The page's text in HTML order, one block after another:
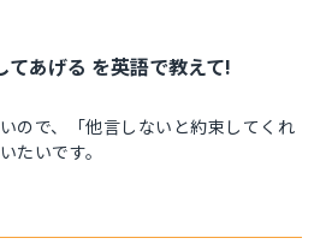
あげる を英語で教えて!
ので、「他言しないと約束してくれ
たいです。